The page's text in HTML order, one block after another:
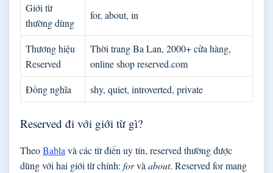
Giới từ
thường dùng
for, about, in
Thương hiệu
Reserved
Thời trang Ba Lan, 2000+ cửa hàng,
online shop reserved.com
Đồng nghĩa
shy, quiet, introverted, private
Reserved đi với giới từ gì?
TheoBabla và các từ điển uy tín, reserved thường được
dùng với hai giới từ chính: forvà about. Reserved for mang